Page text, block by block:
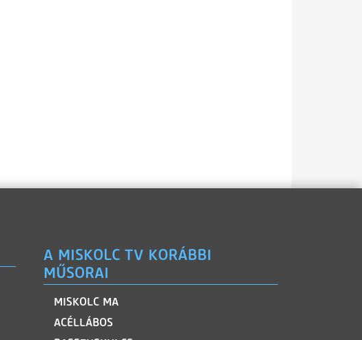
A MISKOLC TV KORÁBBI
MŰSORAI
MISKOLC MA
ACÉLLÁBOS